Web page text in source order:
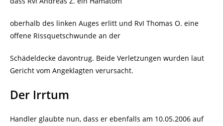
oberhalb des linken Auges erlitt und RvI Thomas O. eine
offene Rissquetschwunde an der
Schädeldecke davontrug. Beide Verletzungen wurden laut
Gericht vom Angeklagten verursacht.
Der Irrtum
Handler glaubte nun, dass er ebenfalls am 10.05.2006 auf